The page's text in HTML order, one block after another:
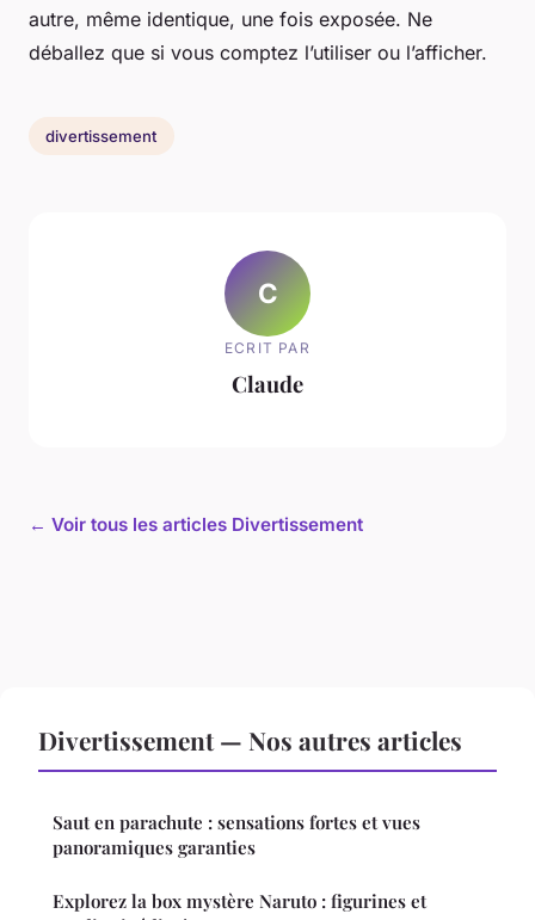
autre, même identique, une fois exposée. Ne
déballez que si vous comptez l’utiliser ou l’afficher.
divertissement
C
ECRIT PAR
Claude
← Voir tous les articles Divertissement
Divertissement — Nos autres articles
Saut en parachute : sensations fortes et vues
panoramiques garanties
Explorez la box mystère Naruto : figurines et